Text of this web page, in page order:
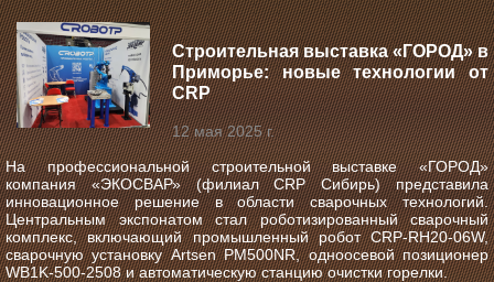
Строительная выставка «ГОРОД» в
Приморье: новые технологии от
CRP
12 мая 2025 г.
На профессиональной строительной выставке «ГОРОД»
компания «ЭКОСВАР» (филиал CRP Сибирь) представила
инновационное решение в области сварочных технологий.
Центральным экспонатом стал роботизированный сварочный
комплекс, включающий промышленный робот CRP-RH20-06W,
сварочную установку Artsen PM500NR, одноосевой позиционер
WB1K-500-2508 и автоматическую станцию очистки горелки.